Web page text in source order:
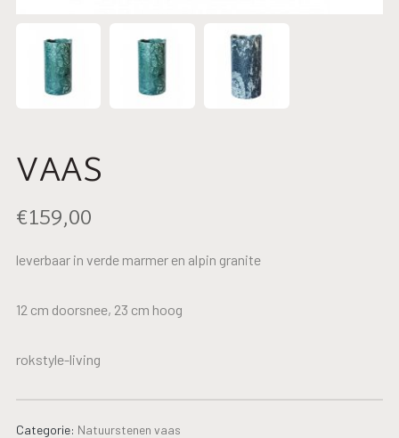
VAAS
€159,00
leverbaar in verde marmer en alpin granite
12 cm doorsnee, 23 cm hoog
rokstyle-living
Categorie: Natuurstenen vaas